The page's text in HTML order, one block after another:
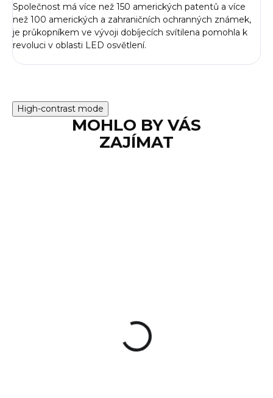
Společnost má více než 150 amerických patentů a více
než 100 amerických a zahraničních ochranných známek,
je průkopníkem ve vývoji dobíjecích svítilena pomohla k
revoluci v oblasti LED osvětlení.
High-contrast mode
MOHLO BY VÁS
ZAJÍMAT
Streamlight TLR-7 X